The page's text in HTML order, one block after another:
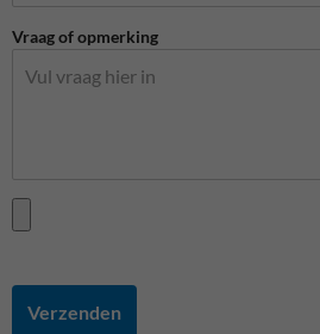
Vraag of opmerking
Verzenden